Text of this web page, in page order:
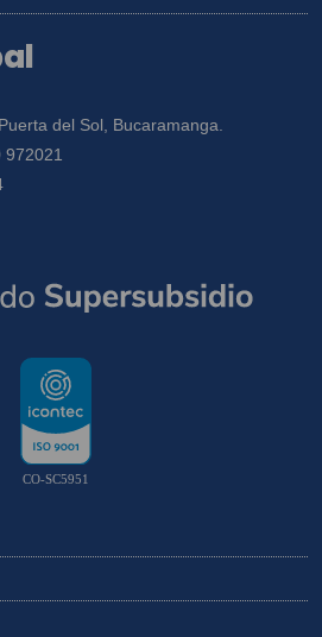
del Sol, Bucaramanga.
972021
CO-SC5951